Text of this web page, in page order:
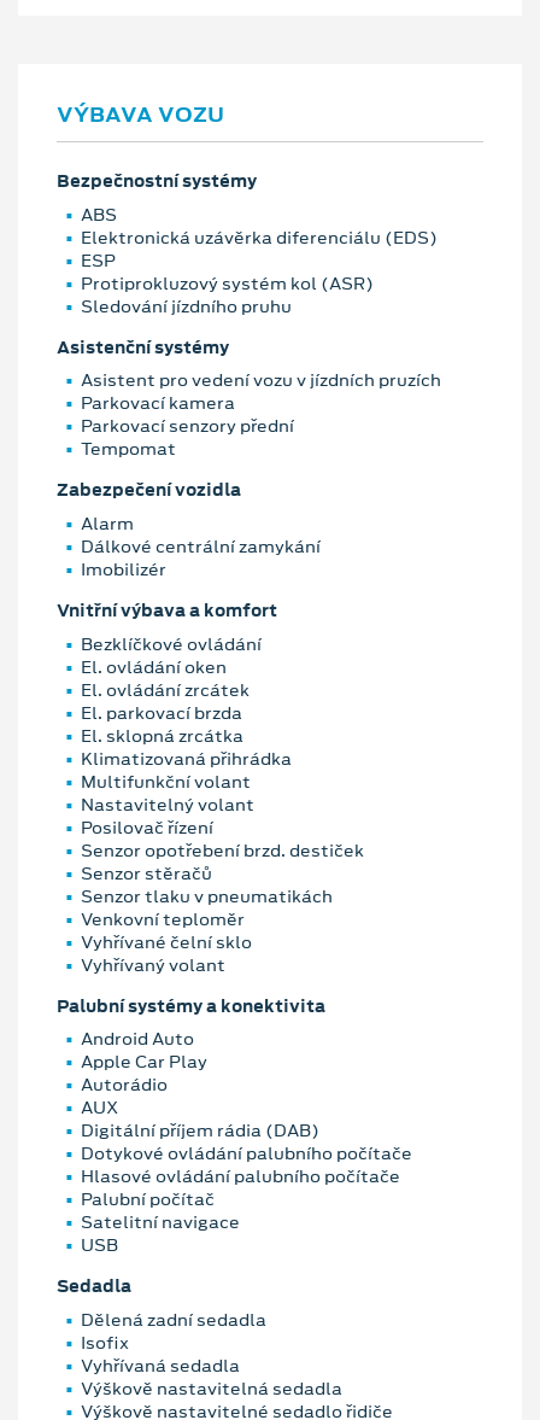
VÝBAVA VOZU
Bezpečnostní systémy
ABS
Elektronická uzávěrka diferenciálu (EDS)
ESP
Protiprokluzový systém kol (ASR)
Sledování jízdního pruhu
Asistenční systémy
Asistent pro vedení vozu v jízdních pruzích
Parkovací kamera
Parkovací senzory přední
Tempomat
Zabezpečení vozidla
Alarm
Dálkové centrální zamykání
Imobilizér
Vnitřní výbava a komfort
Bezklíčkové ovládání
El. ovládání oken
El. ovládání zrcátek
El. parkovací brzda
El. sklopná zrcátka
Klimatizovaná přihrádka
Multifunkční volant
Nastavitelný volant
Posilovač řízení
Senzor opotřebení brzd. destiček
Senzor stěračů
Senzor tlaku v pneumatikách
Venkovní teploměr
Vyhřívané čelní sklo
Vyhřívaný volant
Palubní systémy a konektivita
Android Auto
Apple Car Play
Autorádio
AUX
Digitální příjem rádia (DAB)
Dotykové ovládání palubního počítače
Hlasové ovládání palubního počítače
Palubní počítač
Satelitní navigace
USB
Sedadla
Dělená zadní sedadla
Isofix
Vyhřívaná sedadla
Výškově nastavitelná sedadla
Výškově nastavitelné sedadlo řidiče